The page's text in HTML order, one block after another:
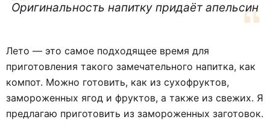
Оригинальность напитку придаёт апельсин
Лето — это самое подходящее время для
приготовления такого замечательного напитка, как
компот. Можно готовить, как из сухофруктов,
замороженных ягод и фруктов, а также из свежих. Я
предлагаю приготовить из замороженных заготовок.